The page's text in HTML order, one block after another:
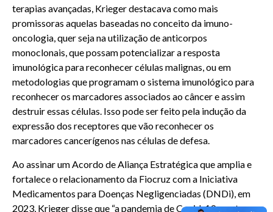
terapias avançadas, Krieger destacava como mais
promissoras aquelas baseadas no conceito da imuno-
oncologia, quer seja na utilização de anticorpos
monoclonais, que possam potencializar a resposta
imunológica para reconhecer células malignas, ou em
metodologias que programam o sistema imunológico para
reconhecer os marcadores associados ao câncer e assim
destruir essas células. Isso pode ser feito pela indução da
expressão dos receptores que vão reconhecer os
marcadores cancerígenos nas células de defesa.
Ao assinar um Acordo de Aliança Estratégica que amplia e
fortalece o relacionamento da Fiocruz com a Iniciativa
Medicamentos para Doenças Negligenciadas (DNDi), em
2023, Krieger disse que “a pandemia de Covid-19 mostrou a